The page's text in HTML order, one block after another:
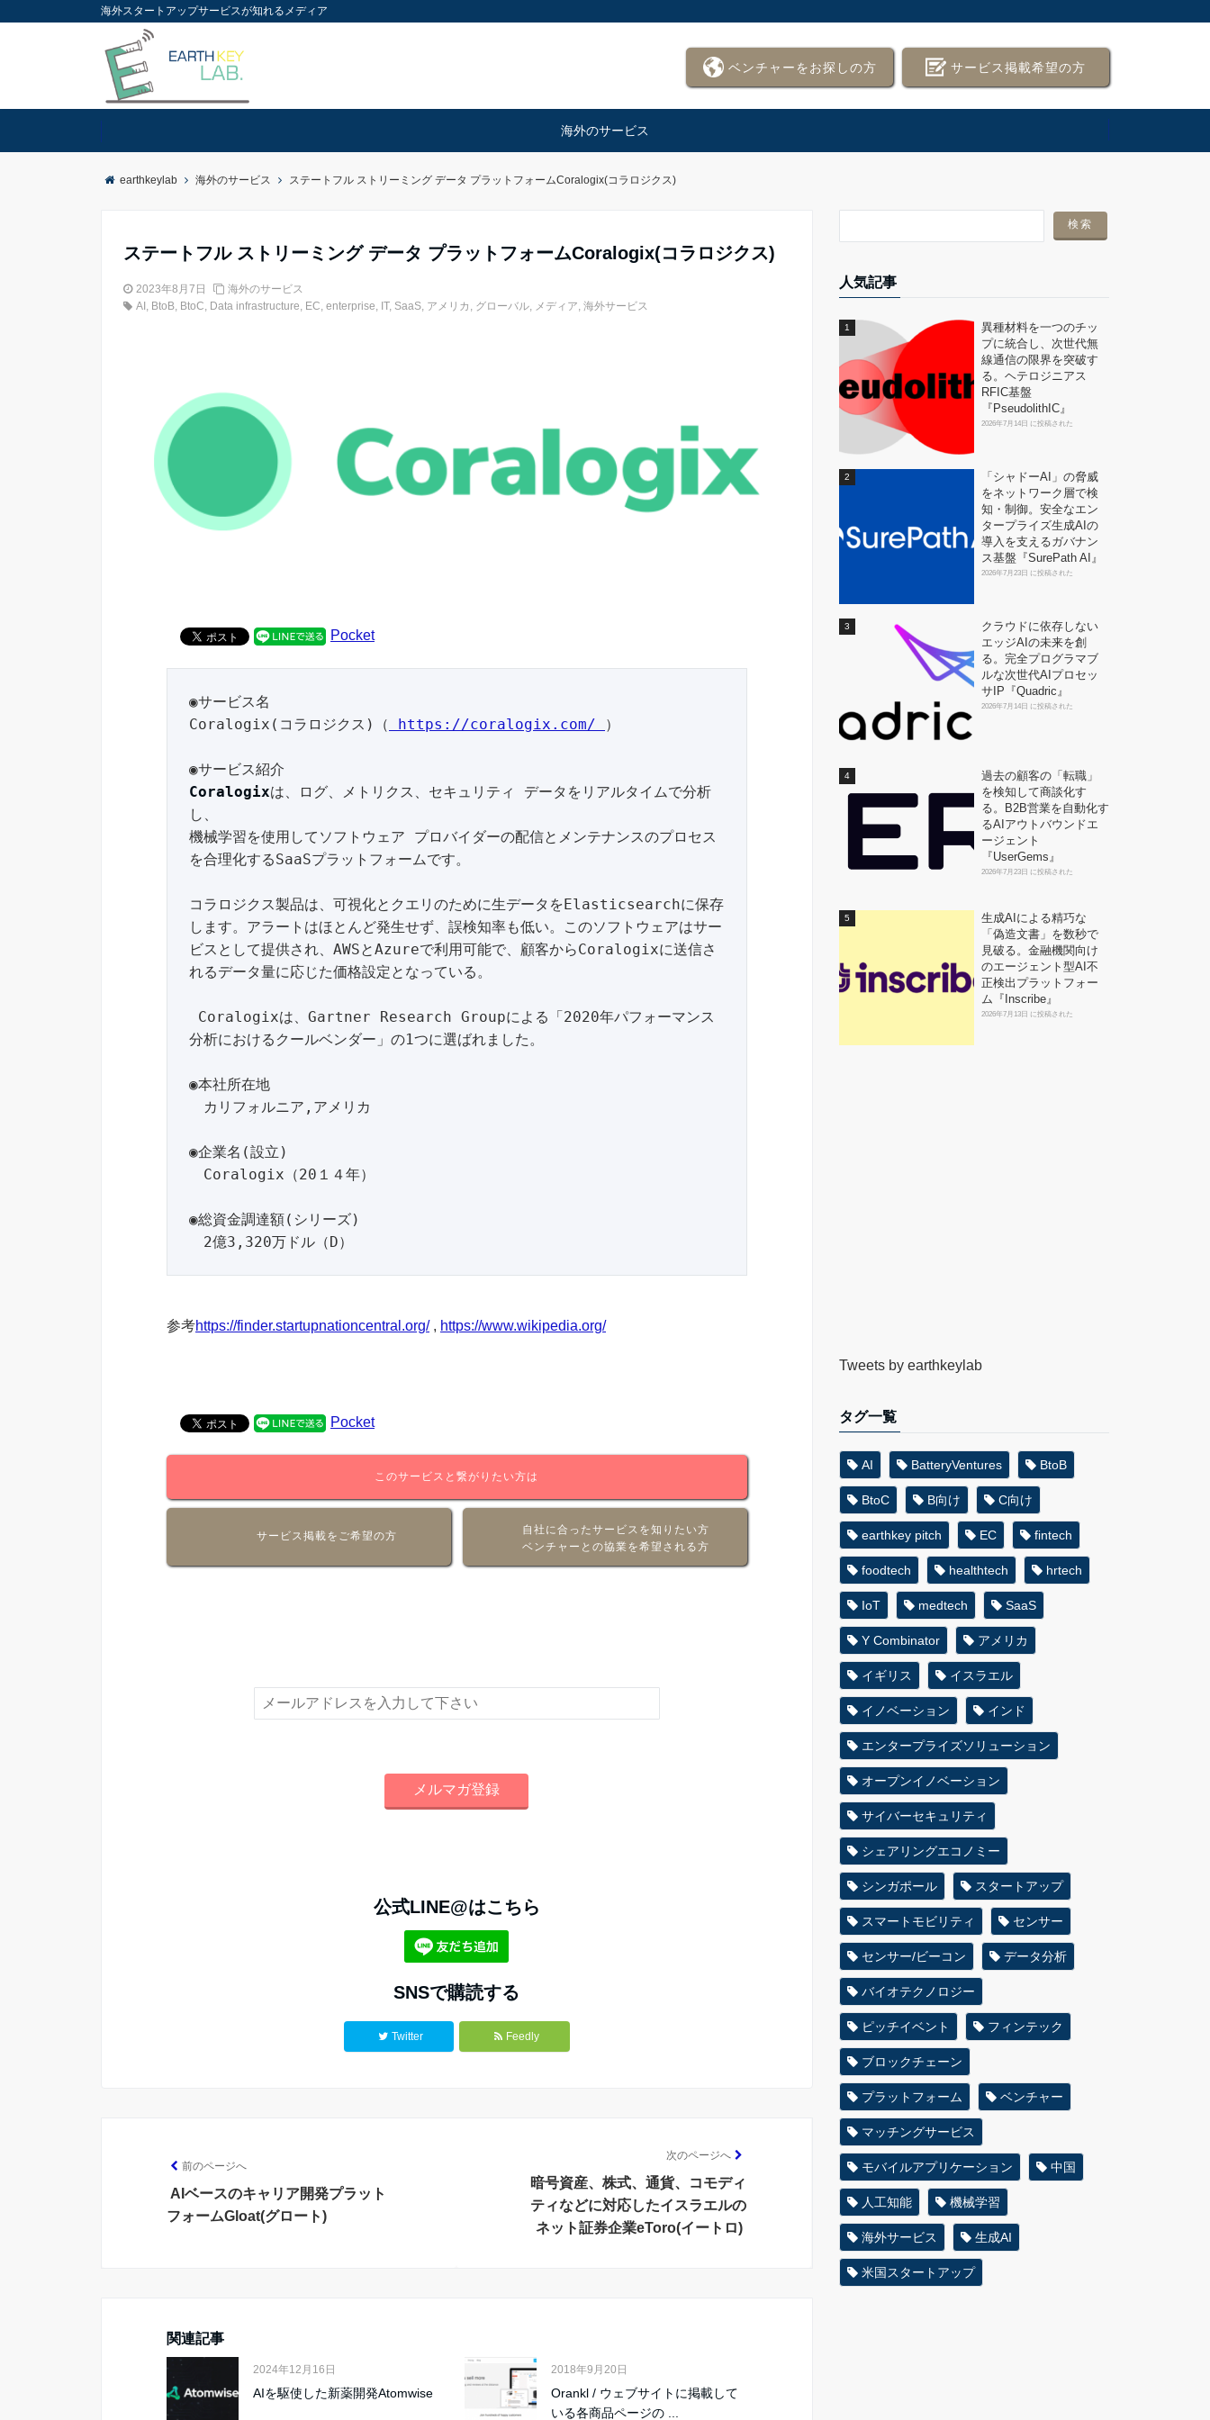
海外スタートアップサービスが知れるメディア
ベンチャーをお探しの方 サービス掲載希望の方
海外のサービス
earthkeylab 海外のサービス ステートフル ストリーミング データ プラットフォームCoralogix(コラロジクス)
ステートフル ストリーミング データ プラットフォームCoralogix(コラロジクス)
2023年8月7日
海外のサービス
AI , BtoB, BtoC, Data infrastructure, EC, enterprise, IT, SaaS, アメリカ , グローバル, メディア, 海外サービス
Pocket
◉サービス名
Coralogix(コラロジクス)（
https://coralogix.com/ ）
Coralogixは、ログ、メトリクス、セキュリティ データをリアルタイムで分析
し、
機械学習を使用してソフトウェア プロバイダーの配信とメンテナンスのプロセス
を合理化するSaaSプラットフォームです。
コラロジクス製品は、可視化とクエリのために生データをElasticsearchに保存
します。アラートはほとんど発生せず、誤検知率も低い。このソフトウェアはサー
ビスとして提供され、AWSとAzureで利用可能で、顧客からCoralogixに送信さ
れるデータ量に応じた価格設定となっている。
分析におけるクールベンダー」の1つに選ばれました。
◉本社所在地
カリフォルニア,アメリカ
◉企業名(設立)
Coralogix（20１４年）
◉総資金調達額(シリーズ)
2億3,320万ドル（D）
参考https://finder.startupnationcentral.org/, https://www.wikipedia.org/
Pocket
このサービスと繋がりたい方は
サービス掲載をご希望の方
自社に合ったサービスを知りたい方
ベンチャーとの協業を希望される方
公式LINE@はこちら
SNSで購読する
Twitter Feedly
前のページへ
AIベースのキャリア開発プラット
フォームGloat(グロート)
次のページへ
暗号資産、株式、通貨、コモディ
ティなどに対応したイスラエルの
ネット証券企業eToro(イートロ)
関連記事
2024年12月16日
AIを駆使した新薬開発Atomwise
2018年9月20日
Orankl / ウェブサイトに掲載して
いる各商品ページの ...
人気記事
異種材料を一つのチッ
プに統合し、次世代無
線通信の限界を突破す
る。ヘテロジニアス
RFIC基盤
『PseudolithIC』
2026年7月14日 に投稿された
「シャドーAI」の脅威
をネットワーク層で検
知・制御。安全なエン
タープライズ生成AIの
導入を支えるガバナン
ス基盤『SurePath AI』
2026年7月23日 に投稿された
クラウドに依存しない
エッジAIの未来を創
る。完全プログラマブ
ルな次世代AIプロセッ
サIP『Quadric』
2026年7月14日 に投稿された
過去の顧客の「転職」
を検知して商談化す
る。B2B営業を自動化す
るAIアウトバウンドエ
ージェント
『UserGems』
2026年7月23日 に投稿された
生成AIによる精巧な
「偽造文書」を数秒で
見破る。金融機関向け
のエージェント型AI不
正検出プラットフォー
ム『Inscribe』
2026年7月13日 に投稿された
Tweets by earthkeylab
タグ一覧
AI BatteryVentures BtoB
BtoC B向け C向け
earthkey pitch EC fintech
foodtech healthtech hrtech
IoT medtech SaaS
Y Combinator アメリカ
イギリス イスラエル
イノベーション インド
エンタープライズソリューション
オープンイノベーション
サイバーセキュリティ
シェアリングエコノミー
シンガポール スタートアップ
スマートモビリティ センサー
センサー/ビーコン データ分析
バイオテクノロジー
ピッチイベント フィンテック
ブロックチェーン
プラットフォーム ベンチャー
マッチングサービス
モバイルアプリケーション 中国
人工知能 機械学習
海外サービス 生成AI
米国スタートアップ